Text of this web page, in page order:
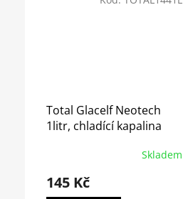
Total Glacelf Neotech
1litr, chladící kapalina
Skladem
145 Kč